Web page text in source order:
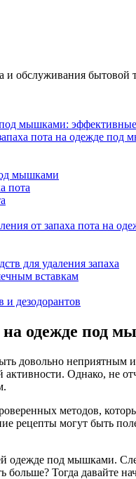
и обслуживания
под мышками:
пота на одежде под
мышками
пота
от запаха пота на
для удаления запаха
вставкам
и дезодорантов
на одежде под
довольно неприятным и
Однако, не
методов,
рецепты могут быть
одежде под мышками.
больше? Тогда давайте